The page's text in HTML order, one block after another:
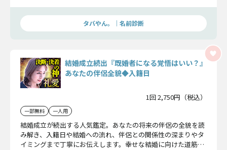
す。
タバやん。｜名前診断
結婚成立続出『既婚者になる覚悟はいい？』
あなたの伴侶全貌◆入籍日
1回 2,750円（税込）
一部無料 一人用
結婚成立が続出する人気鑑定。あなたの将来の伴侶の全貌を読
み解き、入籍日や結婚への流れ、伴侶との関係性の深まりやタ
イミングまで丁寧にお伝えします。幸せな結婚に向けた道筋を